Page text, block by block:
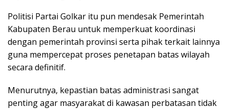
Politisi Partai Golkar itu pun mendesak Pemerintah
Kabupaten Berau untuk memperkuat koordinasi
dengan pemerintah provinsi serta pihak terkait lainnya
guna mempercepat proses penetapan batas wilayah
secara definitif.
Menurutnya, kepastian batas administrasi sangat
penting agar masyarakat di kawasan perbatasan tidak